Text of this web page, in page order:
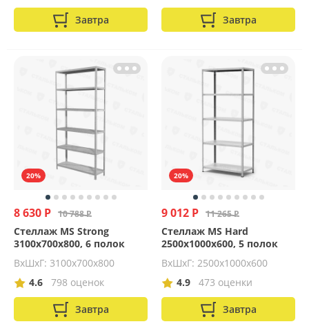
Завтра Завтра
20%
8 630 Р 10 788 Р
Стеллаж MS Strong
3100х700х800, 6 полок
ВхШхГ: 3100x700x800
4.6
798 оценок
Завтра
20%
9 012 Р 11 265 Р
Стеллаж MS Hard
2500х1000х600, 5 полок
ВхШхГ: 2500x1000x600
4.9
473 оценки
Завтра